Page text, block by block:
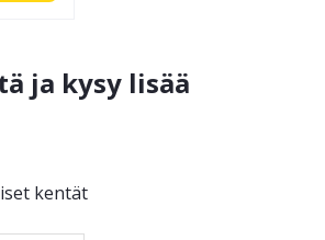
ja kysy lisää
kentät